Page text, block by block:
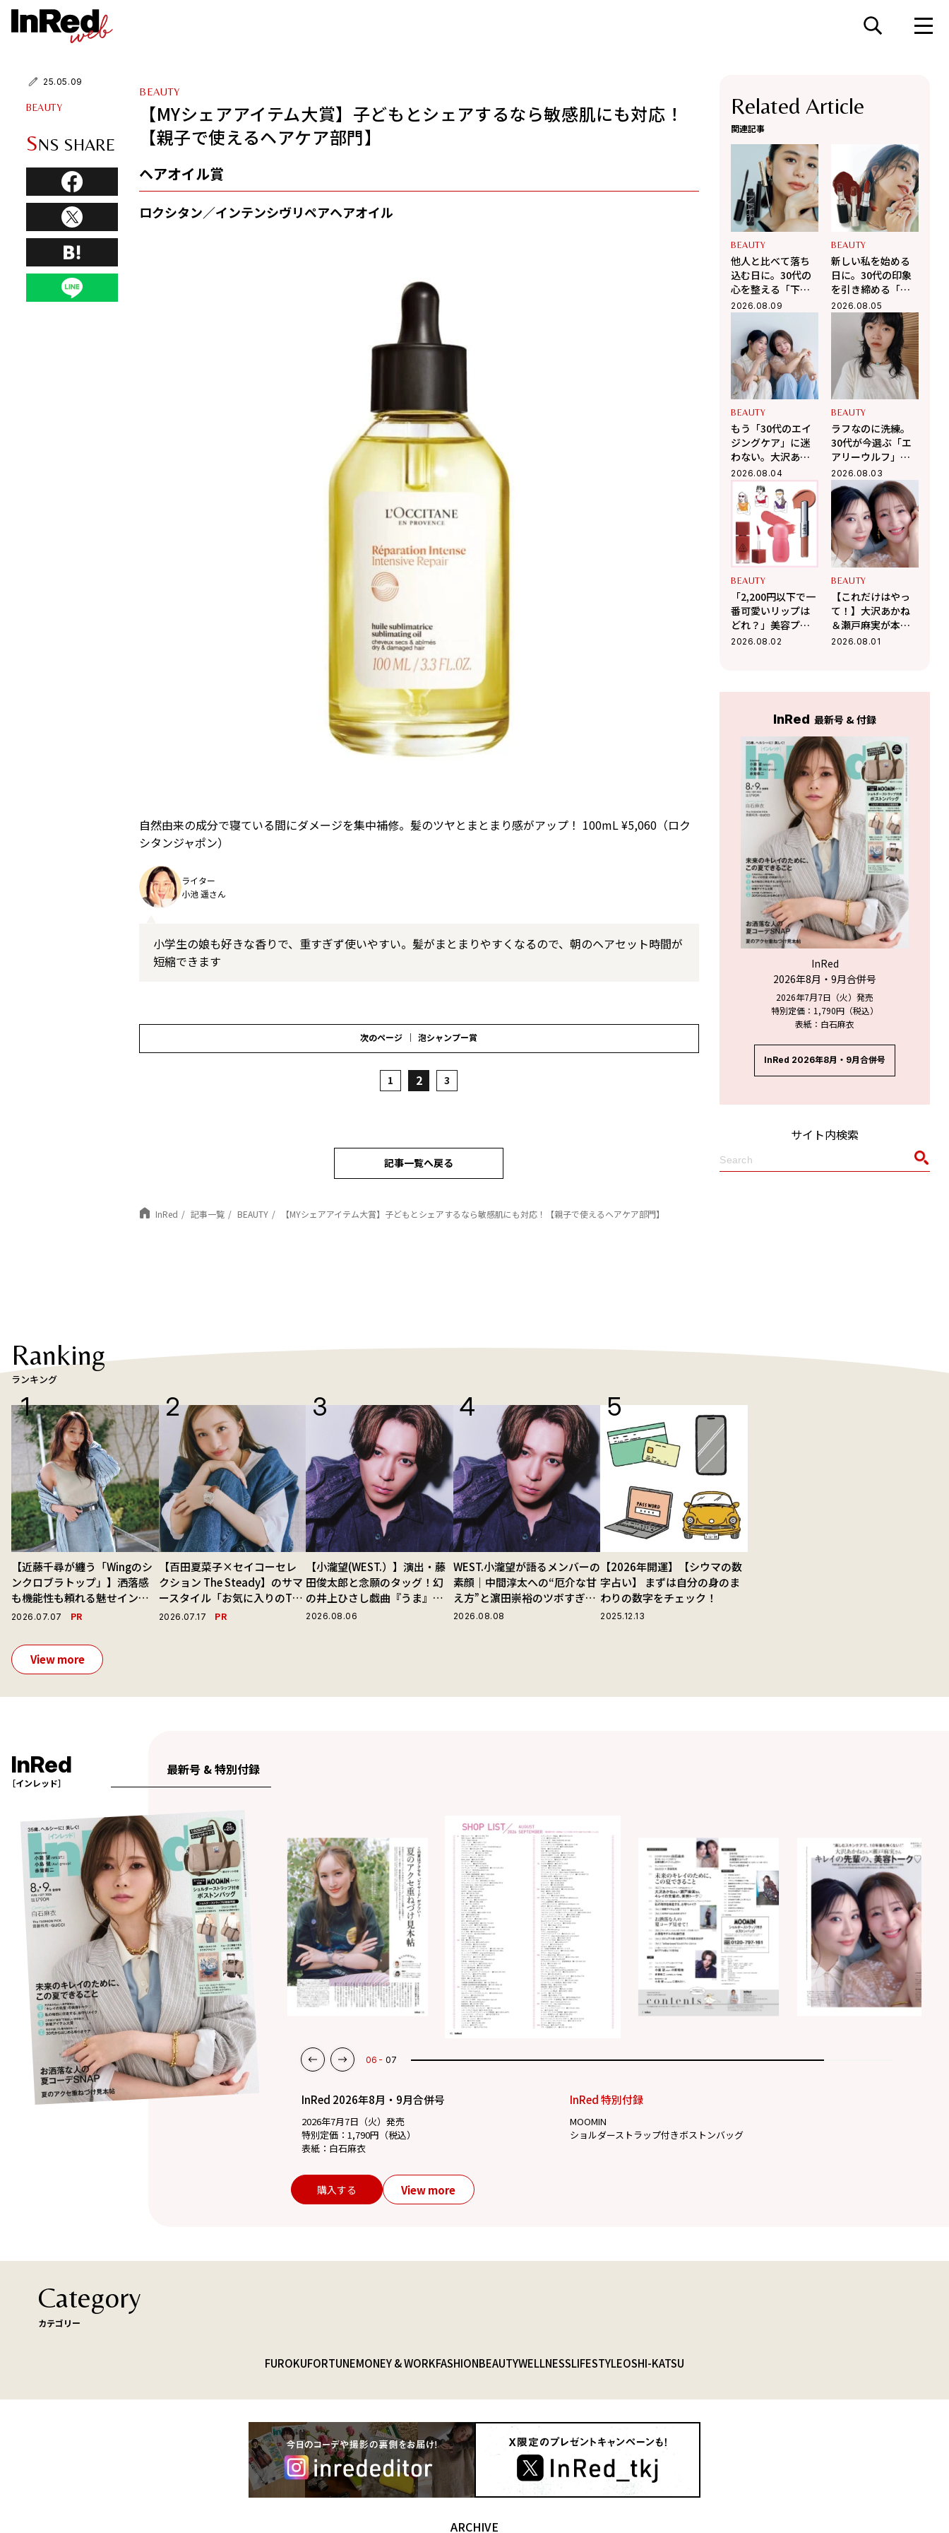
BEAUTY
【MYシェアアイテム大賞】子どもとシェアするなら敏感肌にも対応！
【親子で使えるヘアケア部門】
ヘアオイル賞
ロクシタン／インテンシヴリペアヘアオイル
自然由来の成分で寝ている間にダメージを集中補修。髪のツヤとまとまり感がアップ！ 100mL ¥5,060（ロク
シタンジャポン）
ライター
小池 遥さん
小学生の娘も好きな香りで、重すぎず使いやすい。髪がまとまりやすくなるので、朝のヘアセット時間が
短縮できます
次のページ 泡シャンプー賞
1 2 3
記事一覧へ戻る
InRed 記事一覧 BEAUTY 【MYシェアアイテム大賞】子どもとシェアするなら敏感肌にも対応！【親子で使えるヘアケア部門】
25.05.09
BEAUTY
SNS SHARE
Related Article
関連記事
BEAUTY
他人と比べて落ち
込む日に。30代の
心を整える「下ま
ぶたメイク」と
は？
2026.08.09
BEAUTY
新しい私を始める
日に。30代の印象
を引き締める「お
守りリップ」3選
2026.08.05
BEAUTY
もう「30代のエイ
ジングケア」に迷
わない。大沢あか
ね＆瀬戸麻実が伝
授する、肌が変わ
るポジティブ美肌
習慣
2026.08.04
BEAUTY
ラフなのに洗練。
30代が今選ぶ「エ
アリーウルフ」で
叶える、力の抜け
たレイヤースタイ
2026.08.03
BEAUTY
「2,200円以下で一
番可愛いリップは
どれ？」美容プロ
がガチで選んだ
2026.08.02
BEAUTY
【これだけはやっ
て！】大沢あかね
＆瀬戸麻実が本音
対談。30代から美
2026.08.01
InRed 最新号 & 付録
InRed
2026年8月・9月合併号
2026年7月7日（火）発売
特別定価：1,790円（税込）
表紙：白石麻衣
InRed 2026年8月・9月合併号
サイト内検索
Ranking
ランキング
【近藤千尋が纏う「Wingのシ
ンクロブラトップ」】洒落感
も機能性も頼れる魅せインナ
ーで毎日を心地よくアプデ！
2026.07.07 PR
【百田夏菜子×セイコーセレ
クション The Steady】のサマ
ースタイル「お気に入りのTシ
ャツと最高の時計と。」
2026.07.17 PR
【小瀧望(WEST.）】演出・藤
田俊太郎と念願のタッグ！幻
の井上ひさし戯曲『うま』で
演じる“爽快な悪人”の魅力と
2026.08.06
WEST.小瀧望が語るメンバーの
素顔｜中間淳太への“厄介な甘
え方”と濵田崇裕のツボすぎる
言動
2026.08.08
【2026年開運】【シウマの数
字占い】 まずは自分の身のま
わりの数字をチェック！
2025.12.13
View more
InRed
［インレッド］
最新号 & 特別付録
07 07
InRed 2026年8月・9月合併号
2026年7月7日（火）発売
特別定価：1,790円（税込）
表紙：白石麻衣
InRed 特別付録
MOOMIN
ショルダーストラップ付きボストンバッグ
購入する View more
Category
カテゴリー
FUROKUFORTUNEMONEY & WORKFASHIONBEAUTYWELLNESSLIFESTYLEOSHI-KATSU
ARCHIVE